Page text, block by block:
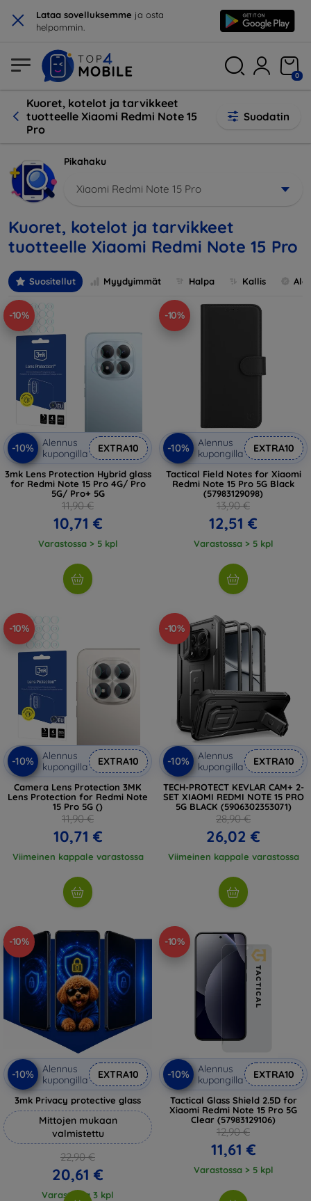
× Lataa sovelluksemme ja osta
helpommin.
0
Kuoret, kotelot ja tarvikkeet
tuotteelle Xiaomi Redmi Note 15
Pro
Suodatin
Pikahaku
Xiaomi Redmi Note 15 Pro
Kuoret, kotelot ja tarvikkeet
tuotteelle Xiaomi Redmi Note 15 Pro
Suositellut Myydyimmät Halpa Kallis
-10%
-10%
Alennus
kupongilla
EXTRA10
3mk Lens Protection Hybrid glass
for Redmi Note 15 Pro 4G/ Pro
5G/ Pro+ 5G
11,90 €
10,71 €
Varastossa > 5 kpl
-10%
-10%
Alennus
kupongilla
EXTRA10
Tactical Field Notes for Xiaomi
Redmi Note 15 Pro 5G Black
(57983129098)
13,90 €
12,51 €
Varastossa > 5 kpl
-10%
-10%
Alennus
kupongilla
EXTRA10
Camera Lens Protection 3MK
Lens Protection for Redmi Note
15 Pro 5G ()
11,90 €
10,71 €
Viimeinen kappale varastossa
-10%
-10%
Alennus
kupongilla
EXTRA10
TECH-PROTECT KEVLAR CAM+ 2-
SET XIAOMI REDMI NOTE 15 PRO
5G BLACK (5906302353071)
28,90 €
26,02 €
Viimeinen kappale varastossa
-10%
-10%
Alennus
kupongilla
EXTRA10
3mk Privacy protective glass
Mittojen mukaan
valmistettu
22,90 €
20,61 €
Varastossa 3 kpl
-10%
-10%
Alennus
kupongilla
EXTRA10
Tactical Glass Shield 2.5D for
Xiaomi Redmi Note 15 Pro 5G
Clear (57983129106)
12,90 €
11,61 €
Varastossa > 5 kpl